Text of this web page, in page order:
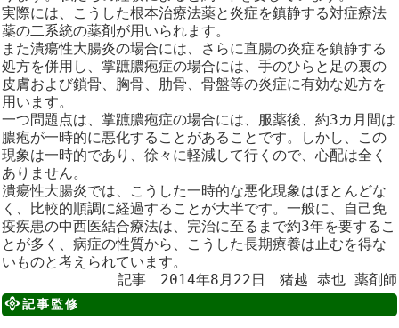
実際には、こうした根本治療法薬と炎症を鎮静する対症療法
薬の二系統の薬剤が用いられます。
また潰瘍性大腸炎の場合には、さらに直腸の炎症を鎮静する
処方を併用し、掌蹠膿疱症の場合には、手のひらと足の裏の
皮膚および鎖骨、胸骨、肋骨、骨盤等の炎症に有効な処方を
用います。
一つ問題点は、掌蹠膿疱症の場合には、服薬後、約3カ月間は
膿疱が一時的に悪化することがあることです。しかし、この
現象は一時的であり、徐々に軽減して行くので、心配は全く
ありません。
潰瘍性大腸炎では、こうした一時的な悪化現象はほとんどな
く、比較的順調に経過することが大半です。一般に、自己免
疫疾患の中西医結合療法は、完治に至るまで約3年を要するこ
とが多く、病症の性質から、こうした長期療養は止むを得な
いものと考えられています。
記事 2014年8月22日 猪越 恭也 薬剤師
記事監修